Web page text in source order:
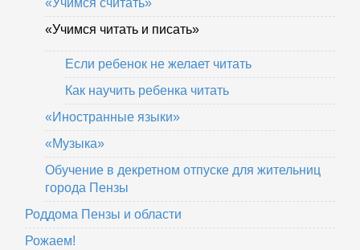
«Учимся считать»
«Учимся читать и писать»
Если ребенок не желает читать
Как научить ребенка читать
«Иностранные языки»
«Музыка»
Обучение в декретном отпуске для жительниц
города Пензы
Роддома Пензы и области
Рожаем!